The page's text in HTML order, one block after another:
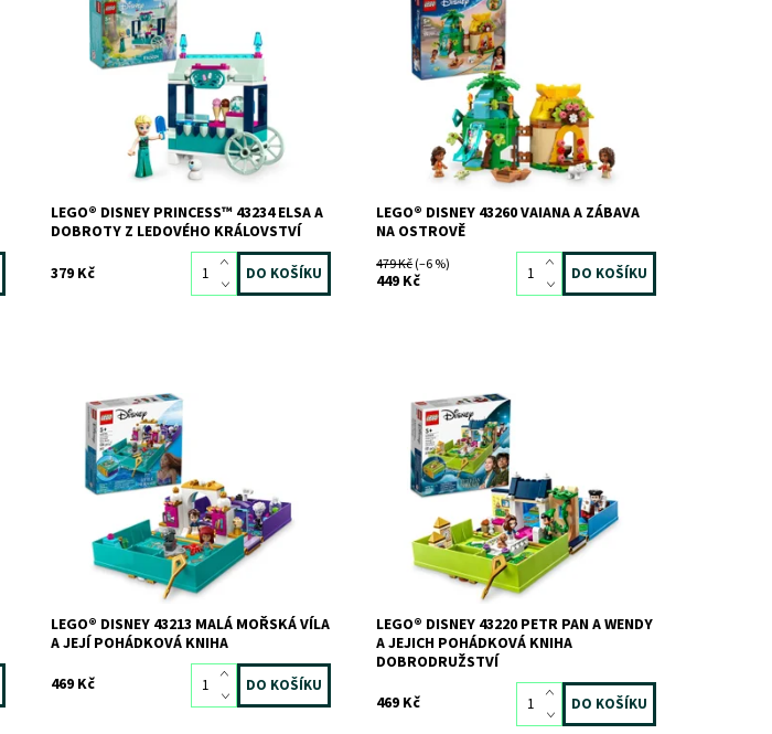
Dobroty a minipanenka LEGO® Disney Elsa
Dostupnost: Skladem1 ks
11283
LEGO® DISNEY PRINCESS™ 43234 ELSA A
DOBROTY Z LEDOVÉHO KRÁLOVSTVÍ
379 Kč
Dostupnost: Skladem
12312
Značka:
LEGO
LEGO® DISNEY 43260 VAIANA A ZÁBAVA
NA OSTROVĚ
479 Kč(–6 %)
449 Kč
Inspirujte děti k zábavnému hraní s touto
prvotřídní stavebnicí od LEGO® Disney
Dostupnost:
Skladem>3 ks
10931
LEGO
LEGO® DISNEY 43213 MALÁ MOŘSKÁ VÍLA
A JEJÍ POHÁDKOVÁ KNIHA
469 Kč
Okouzlete touto stavebnicí od LEGO®
Disney děti, které jsou trendy
Dostupnost:
Skladem>3 ks
10934
LEGO
LEGO® DISNEY 43220 PETR PAN A WENDY
A JEJICH POHÁDKOVÁ KNIHA
DOBRODRUŽSTVÍ
469 Kč